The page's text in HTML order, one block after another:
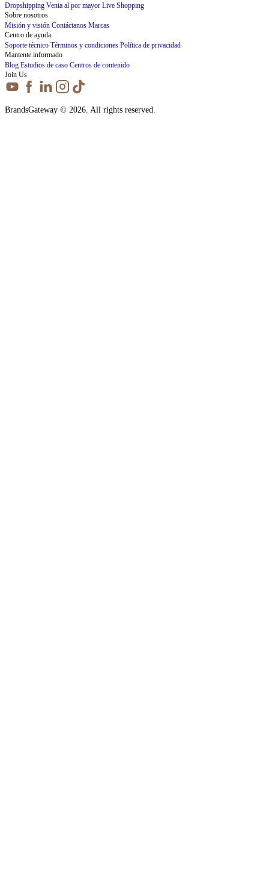
Dropshipping Venta al por mayor Live Shopping
Sobre nosotros
Misión y visión Contáctanos Marcas
Centro de ayuda
Soporte técnico Términos y condiciones Política de privacidad
Mantente informado
Blog Estudios de caso Centros de contenido
Join Us
BrandsGateway © 2026. All rights reserved.